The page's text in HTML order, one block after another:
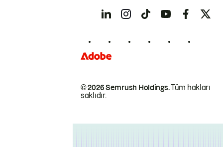
© 2026 Semrush Holdings.Tüm hakları
saklıdır.